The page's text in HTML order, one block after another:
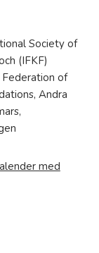
Society of
(IFKF)
of
Andra
med